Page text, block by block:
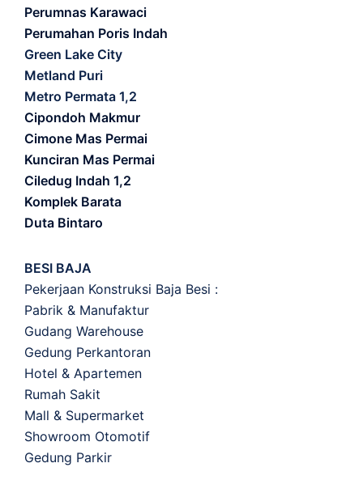
Perumnas Karawaci
Perumahan Poris Indah
Green Lake City
Metland Puri
Metro Permata 1,2
Cipondoh Makmur
Cimone Mas Permai
Kunciran Mas Permai
Ciledug Indah 1,2
Komplek Barata
Duta Bintaro
BESI BAJA
Pekerjaan Konstruksi Baja Besi :
Pabrik & Manufaktur
Gudang Warehouse
Gedung Perkantoran
Hotel & Apartemen
Rumah Sakit
Mall & Supermarket
Showroom Otomotif
Gedung Parkir